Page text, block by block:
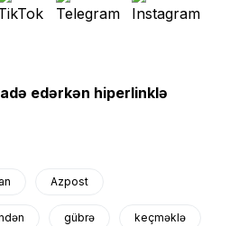
edərkən hiperlinklə
Azpost
gübrə keçməklə